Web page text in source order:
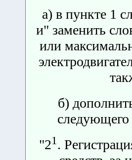
а) в пункте 1
и" заменить
или
б)
"21 .